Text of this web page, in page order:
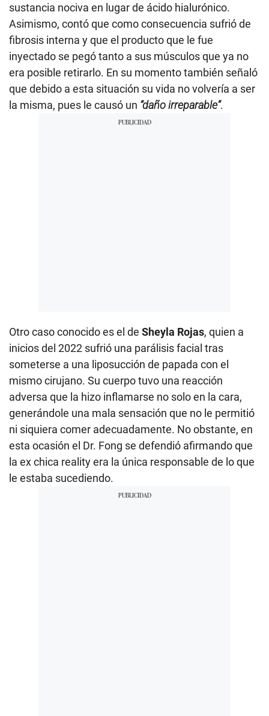
sustancia nociva en lugar de ácido hialurónico.
Asimismo, contó que como consecuencia sufrió de
fibrosis interna y que el producto que le fue
inyectado se pegó tanto a sus músculos que ya no
era posible retirarlo. En su momento también señaló
que debido a esta situación su vida no volvería a ser
la misma, pues le causó un “daño irreparable”.
Otro caso conocido es el de Sheyla Rojas, quien a
inicios del 2022 sufrió una parálisis facial tras
someterse a una liposucción de papada con el
mismo cirujano. Su cuerpo tuvo una reacción
adversa que la hizo inflamarse no solo en la cara,
generándole una mala sensación que no le permitió
ni siquiera comer adecuadamente. No obstante, en
esta ocasión el Dr. Fong se defendió afirmando que
la ex chica reality era la única responsable de lo que
le estaba sucediendo.